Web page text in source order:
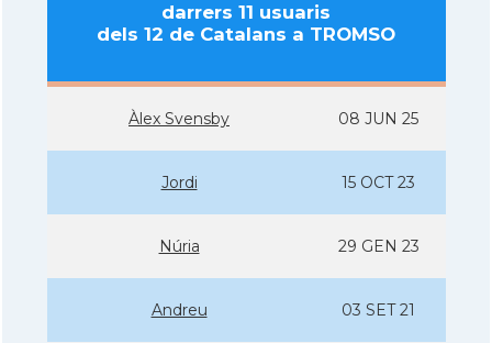
darrers 11 usuaris
dels 12 de Catalans a TROMSO
Àlex Svensby 08 JUN 25
Jordi 15 OCT 23
Núria 29 GEN 23
Andreu 03 SET 21